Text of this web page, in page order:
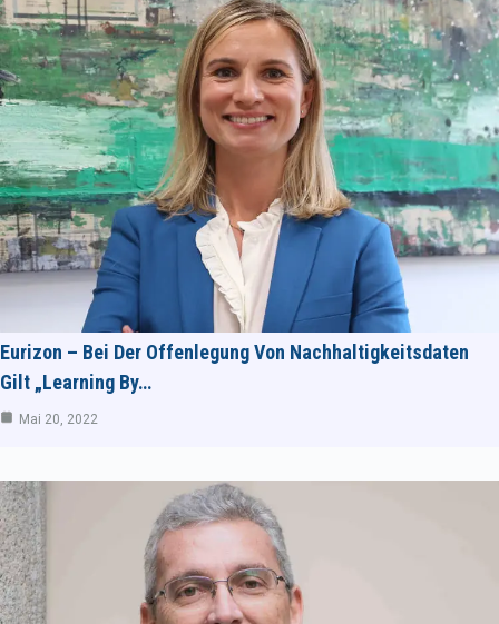
Eurizon – Bei Der Offenlegung Von Nachhaltigkeitsdaten
Gilt „Learning By…
Mai 20, 2022